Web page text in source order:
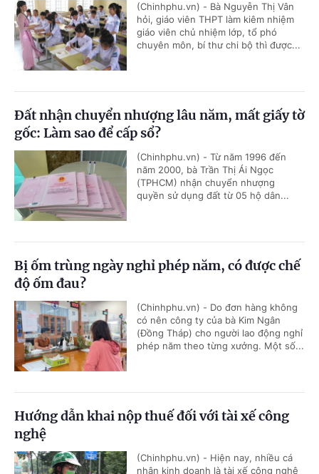
(Chinhphu.vn) - Bà Nguyễn Thị Vân
hỏi, giáo viên THPT làm kiêm nhiệm
giáo viên chủ nhiệm lớp, tổ phó
chuyên môn, bí thư chi bộ thì được...
Đất nhận chuyển nhượng lâu năm, mất giấy tờ
gốc: Làm sao để cấp sổ?
(Chinhphu.vn) - Từ năm 1996 đến
năm 2000, bà Trần Thị Ái Ngọc
(TPHCM) nhận chuyển nhượng
quyền sử dụng đất từ 05 hộ dân...
Bị ốm trùng ngày nghỉ phép năm, có được chế
độ ốm đau?
(Chinhphu.vn) - Do đơn hàng không
có nên công ty của bà Kim Ngân
(Đồng Tháp) cho người lao động nghỉ
phép năm theo từng xưởng. Một số...
Hướng dẫn khai nộp thuế đối với tài xế công
nghệ
(Chinhphu.vn) - Hiện nay, nhiều cá
nhân kinh doanh là tài xế công nghệ